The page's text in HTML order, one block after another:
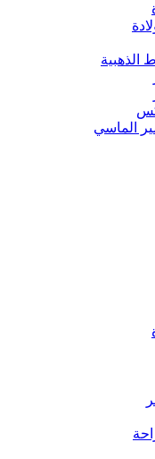
الذهبية
الماسي